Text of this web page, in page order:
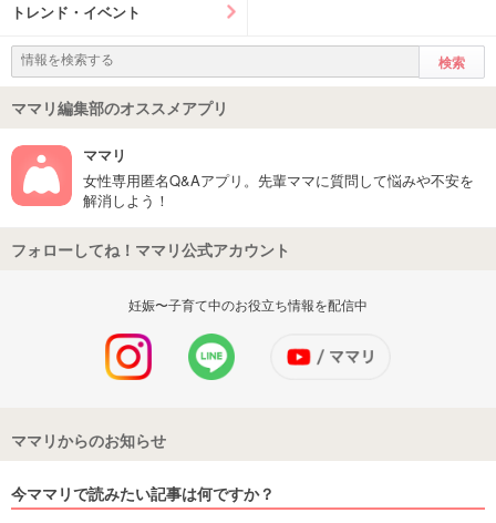
トレンド・イベント
ママリ編集部のオススメアプリ
ママリ
女性専用匿名Q&Aアプリ。先輩ママに質問して悩みや不安を
解消しよう！
フォローしてね！ママリ公式アカウント
妊娠〜子育て中のお役立ち情報を配信中
ママリからのお知らせ
今ママリで読みたい記事は何ですか？